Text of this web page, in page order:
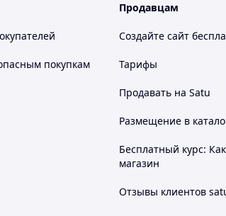
покупкам
Продавцам
Создайте сайт
Тарифы
Продавать на Satu
Размещение в
Бесплатный курс:
магазин
Отзывы клиентов